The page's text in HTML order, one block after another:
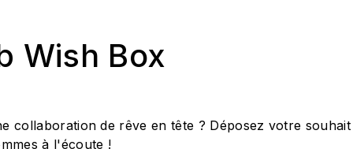
Wish Box
collaboration de rêve en tête ? Déposez votre souhait
à l'écoute !